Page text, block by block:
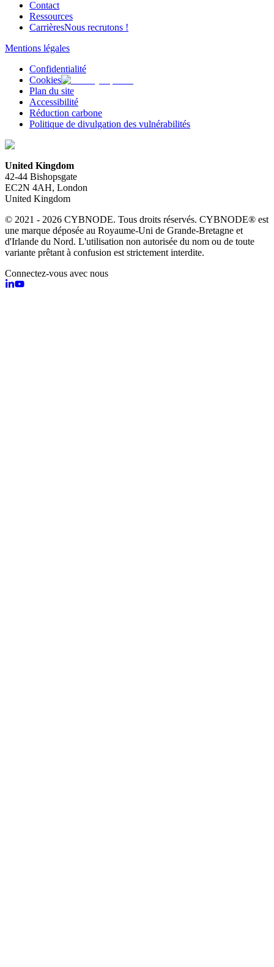
Contact
Ressources
CarrièresNous recrutons !
Mentions légales
Confidentialité
Cookies
Plan du site
Accessibilité
Réduction carbone
Politique de divulgation des vulnérabilités
United Kingdom
42-44 Bishopsgate
EC2N 4AH, London
United Kingdom
© 2021 - 2026 CYBNODE. Tous droits réservés. CYBNODE® est
une marque déposée au Royaume-Uni de Grande-Bretagne et
d'Irlande du Nord. L'utilisation non autorisée du nom ou de toute
variante prêtant à confusion est strictement interdite.
Connectez-vous avec nous